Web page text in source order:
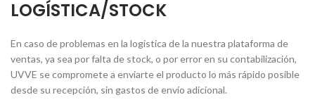
LOGÍSTICA/STOCK
En caso de problemas en la logística de la nuestra plataforma de
ventas, ya sea por falta de stock, o por error en su contabilización,
UVVE se compromete a enviarte el producto lo más rápido posible
desde su recepción, sin gastos de envío adicional.